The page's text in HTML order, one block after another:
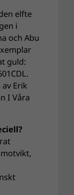
elfte
i
och Abu
guld:
Erik
I Våra